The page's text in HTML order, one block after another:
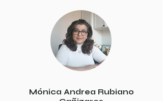
Mónica Andrea Rubiano